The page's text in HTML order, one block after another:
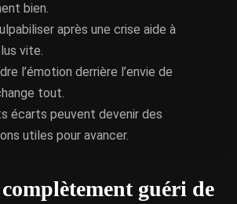
bien.
après une crise aide à
vite.
l’émotion derrière l’envie de
tout.
écarts peuvent devenir des
utiles pour avancer.
guéri de